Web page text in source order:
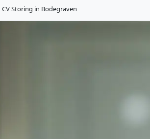
CV Storing in Bodegraven